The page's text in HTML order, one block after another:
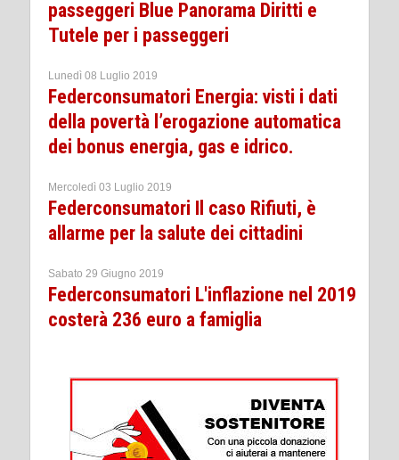
passeggeri Blue Panorama Diritti e
Tutele per i passeggeri
Lunedì 08 Luglio 2019
Federconsumatori Energia: visti i dati
della povertà l’erogazione automatica
dei bonus energia, gas e idrico.
Mercoledì 03 Luglio 2019
Federconsumatori Il caso Rifiuti, è
allarme per la salute dei cittadini
Sabato 29 Giugno 2019
Federconsumatori L'inflazione nel 2019
costerà 236 euro a famiglia